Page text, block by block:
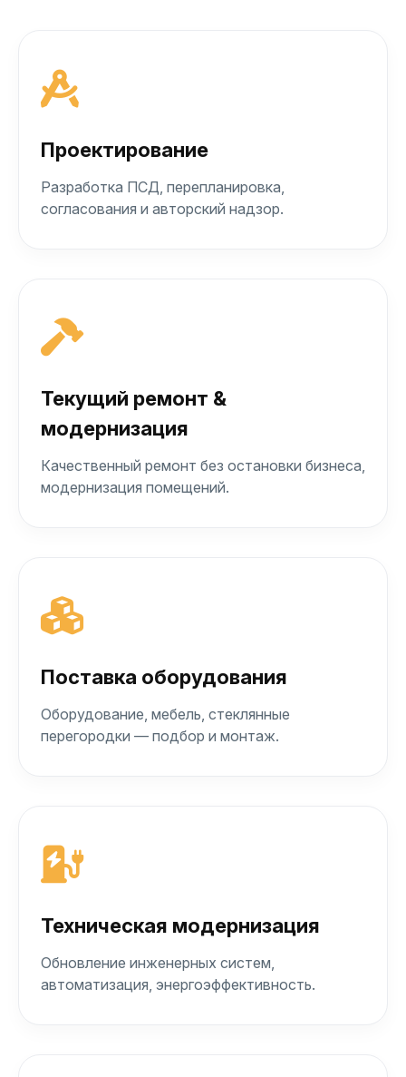
Проектирование
Разработка ПСД, перепланировка,
согласования и авторский надзор.
Текущий ремонт &
модернизация
Качественный ремонт без остановки бизнеса,
модернизация помещений.
Поставка оборудования
Оборудование, мебель, стеклянные
перегородки — подбор и монтаж.
Техническая модернизация
Обновление инженерных систем,
автоматизация, энергоэффективность.